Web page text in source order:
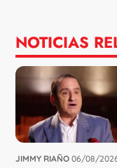
NOTICIAS
JIMMY RIAÑO 06/08/